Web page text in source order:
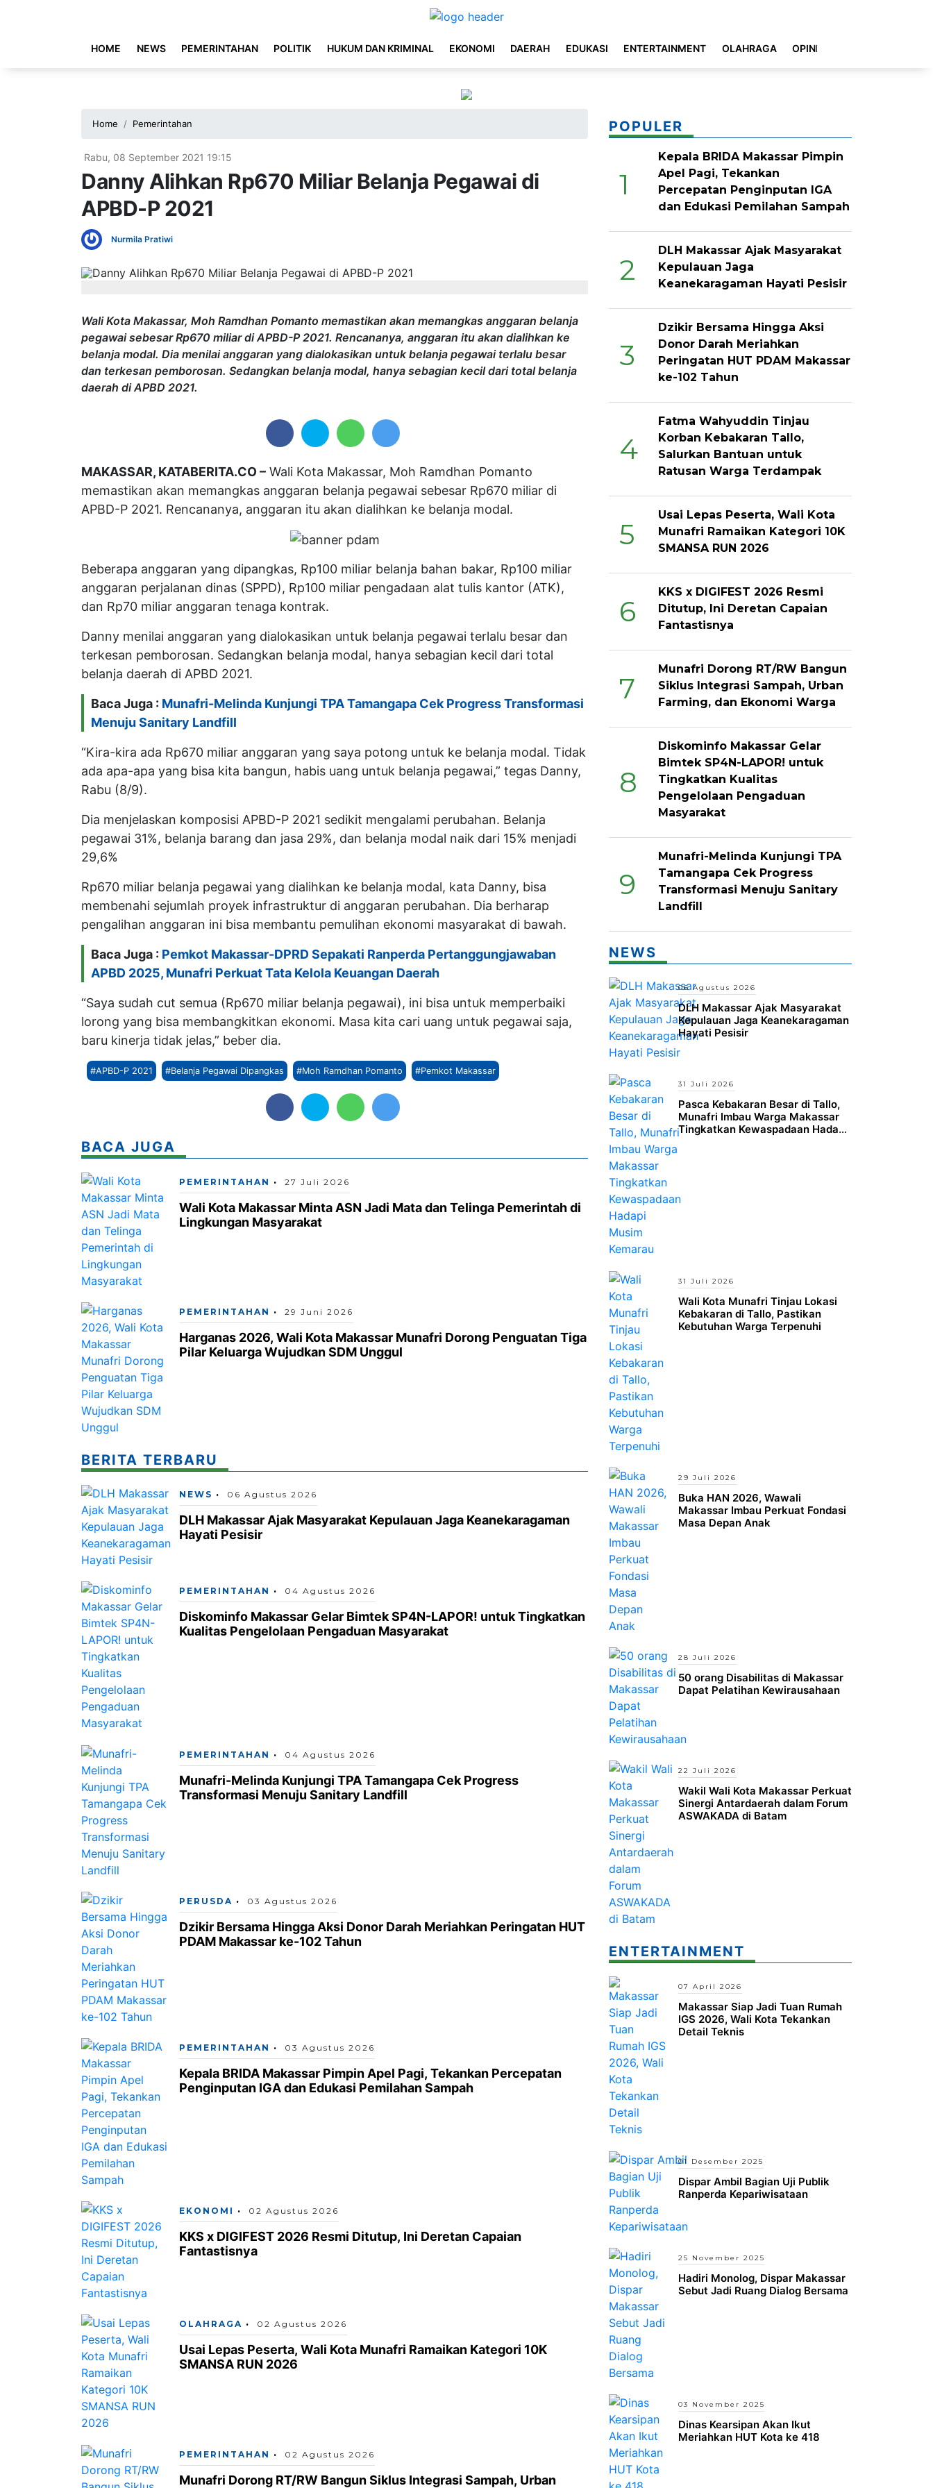
HOME NEWS PEMERINTAHAN POLITIK HUKUM DAN KRIMINAL EKONOMI DAERAH EDUKASI ENTERTAINMENT OLAHRAGA OPINI
Home Pemerintahan
Rabu, 08 September 2021 19:15
Danny Alihkan Rp670 Miliar Belanja Pegawai di
APBD-P 2021
Nurmila Pratiwi
Wali Kota Makassar, Moh Ramdhan Pomanto memastikan akan memangkas anggaran belanja
pegawai sebesar Rp670 miliar di APBD-P 2021. Rencananya, anggaran itu akan dialihkan ke
belanja modal. Dia menilai anggaran yang dialokasikan untuk belanja pegawai terlalu besar
dan terkesan pemborosan. Sedangkan belanja modal, hanya sebagian kecil dari total belanja
daerah di APBD 2021.
MAKASSAR, KATABERITA.CO – Wali Kota Makassar, Moh Ramdhan Pomanto
memastikan akan memangkas anggaran belanja pegawai sebesar Rp670 miliar di
APBD-P 2021. Rencananya, anggaran itu akan dialihkan ke belanja modal.
Beberapa anggaran yang dipangkas, Rp100 miliar belanja bahan bakar, Rp100 miliar
anggaran perjalanan dinas (SPPD), Rp100 miliar pengadaan alat tulis kantor (ATK),
dan Rp70 miliar anggaran tenaga kontrak.
Danny menilai anggaran yang dialokasikan untuk belanja pegawai terlalu besar dan
terkesan pemborosan. Sedangkan belanja modal, hanya sebagian kecil dari total
belanja daerah di APBD 2021.
Baca Juga : Munafri-Melinda Kunjungi TPA Tamangapa Cek Progress Transformasi
Menuju Sanitary Landfill
“Kira-kira ada Rp670 miliar anggaran yang saya potong untuk ke belanja modal. Tidak
ada apa-apa yang bisa kita bangun, habis uang untuk belanja pegawai,” tegas Danny,
Rabu (8/9).
Dia menjelaskan komposisi APBD-P 2021 sedikit mengalami perubahan. Belanja
pegawai 31%, belanja barang dan jasa 29%, dan belanja modal naik dari 15% menjadi
29,6%
Rp670 miliar belanja pegawai yang dialihkan ke belanja modal, kata Danny, bisa
membenahi sejumlah proyek infrastruktur di anggaran perubahan. Dia berharap
pengalihan anggaran ini bisa membantu pemulihan ekonomi masyarakat di bawah.
Baca Juga : Pemkot Makassar-DPRD Sepakati Ranperda Pertanggungjawaban
APBD 2025, Munafri Perkuat Tata Kelola Keuangan Daerah
“Saya sudah cut semua (Rp670 miliar belanja pegawai), ini bisa untuk memperbaiki
lorong yang bisa membangkitkan ekonomi. Masa kita cari uang untuk pegawai saja,
baru kinerja tidak jelas,” beber dia.
#APBD-P 2021 #Belanja Pegawai Dipangkas #Moh Ramdhan Pomanto #Pemkot Makassar
BACA JUGA
PEMERINTAHAN 27 Juli 2026
Wali Kota Makassar Minta ASN Jadi Mata dan Telinga Pemerintah di
Lingkungan Masyarakat
PEMERINTAHAN 29 Juni 2026
Harganas 2026, Wali Kota Makassar Munafri Dorong Penguatan Tiga
Pilar Keluarga Wujudkan SDM Unggul
BERITA TERBARU
NEWS 06 Agustus 2026
DLH Makassar Ajak Masyarakat Kepulauan Jaga Keanekaragaman
Hayati Pesisir
PEMERINTAHAN 04 Agustus 2026
Diskominfo Makassar Gelar Bimtek SP4N-LAPOR! untuk Tingkatkan
Kualitas Pengelolaan Pengaduan Masyarakat
PEMERINTAHAN 04 Agustus 2026
Munafri-Melinda Kunjungi TPA Tamangapa Cek Progress
Transformasi Menuju Sanitary Landfill
PERUSDA 03 Agustus 2026
Dzikir Bersama Hingga Aksi Donor Darah Meriahkan Peringatan HUT
PDAM Makassar ke-102 Tahun
PEMERINTAHAN 03 Agustus 2026
Kepala BRIDA Makassar Pimpin Apel Pagi, Tekankan Percepatan
Penginputan IGA dan Edukasi Pemilahan Sampah
EKONOMI 02 Agustus 2026
KKS x DIGIFEST 2026 Resmi Ditutup, Ini Deretan Capaian
Fantastisnya
OLAHRAGA 02 Agustus 2026
Usai Lepas Peserta, Wali Kota Munafri Ramaikan Kategori 10K
SMANSA RUN 2026
PEMERINTAHAN 02 Agustus 2026
Munafri Dorong RT/RW Bangun Siklus Integrasi Sampah, Urban
POPULER
1
Kepala BRIDA Makassar Pimpin
Apel Pagi, Tekankan
Percepatan Penginputan IGA
dan Edukasi Pemilahan Sampah
2
DLH Makassar Ajak Masyarakat
Kepulauan Jaga
Keanekaragaman Hayati Pesisir
3
Dzikir Bersama Hingga Aksi
Donor Darah Meriahkan
Peringatan HUT PDAM Makassar
ke-102 Tahun
4
Fatma Wahyuddin Tinjau
Korban Kebakaran Tallo,
Salurkan Bantuan untuk
Ratusan Warga Terdampak
5
Usai Lepas Peserta, Wali Kota
Munafri Ramaikan Kategori 10K
SMANSA RUN 2026
6
KKS x DIGIFEST 2026 Resmi
Ditutup, Ini Deretan Capaian
Fantastisnya
7
Munafri Dorong RT/RW Bangun
Siklus Integrasi Sampah, Urban
Farming, dan Ekonomi Warga
8
Diskominfo Makassar Gelar
Bimtek SP4N-LAPOR! untuk
Tingkatkan Kualitas
Pengelolaan Pengaduan
Masyarakat
9
Munafri-Melinda Kunjungi TPA
Tamangapa Cek Progress
Transformasi Menuju Sanitary
Landfill
NEWS
06 Agustus 2026
DLH Makassar Ajak Masyarakat
Kepulauan Jaga Keanekaragaman
Hayati Pesisir
31 Juli 2026
Pasca Kebakaran Besar di Tallo,
Munafri Imbau Warga Makassar
Tingkatkan Kewaspadaan Hadapi
31 Juli 2026
Wali Kota Munafri Tinjau Lokasi
Kebakaran di Tallo, Pastikan
Kebutuhan Warga Terpenuhi
29 Juli 2026
Buka HAN 2026, Wawali
Makassar Imbau Perkuat Fondasi
Masa Depan Anak
28 Juli 2026
50 orang Disabilitas di Makassar
Dapat Pelatihan Kewirausahaan
22 Juli 2026
Wakil Wali Kota Makassar Perkuat
Sinergi Antardaerah dalam Forum
ASWAKADA di Batam
ENTERTAINMENT
07 April 2026
Makassar Siap Jadi Tuan Rumah
IGS 2026, Wali Kota Tekankan
Detail Teknis
01 Desember 2025
Dispar Ambil Bagian Uji Publik
Ranperda Kepariwisataan
25 November 2025
Hadiri Monolog, Dispar Makassar
Sebut Jadi Ruang Dialog Bersama
03 November 2025
Dinas Kearsipan Akan Ikut
Meriahkan HUT Kota ke 418